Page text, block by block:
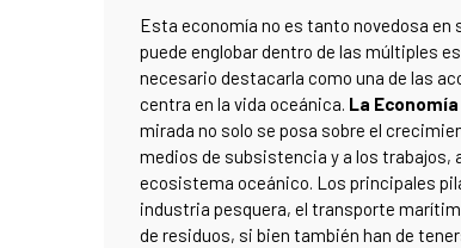
Esta economía no es tanto novedosa
puede englobar dentro de las múltiples
necesario destacarla como una de las
centra en la vida oceánica. La
mirada no solo se posa sobre el
medios de subsistencia y a los trabajos,
ecosistema oceánico. Los principales
industria pesquera, el transporte
de residuos, si bien también han de